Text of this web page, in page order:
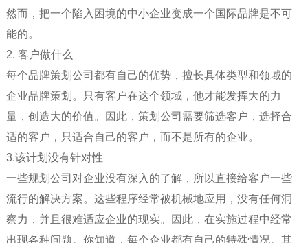
然而，把一个陷入困境的中小企业变成一个国际品牌是不可
能的。
2. 客户做什么
每个品牌策划公司都有自己的优势，擅长具体类型和领域的
企业品牌策划。只有客户在这个领域，他才能发挥大的力
量，创造大的价值。因此，策划公司需要筛选客户，选择合
适的客户，只适合自己的客户，而不是所有的企业。
3.该计划没有针对性
一些规划公司对企业没有深入的了解，所以直接给客户一些
流行的解决方案。这些程序经常被机械地应用，没有任何洞
察力，并且很难适应企业的现实。因此，在实施过程中经常
出现各种问题。你知道，每个企业都有自己的特殊情况。其